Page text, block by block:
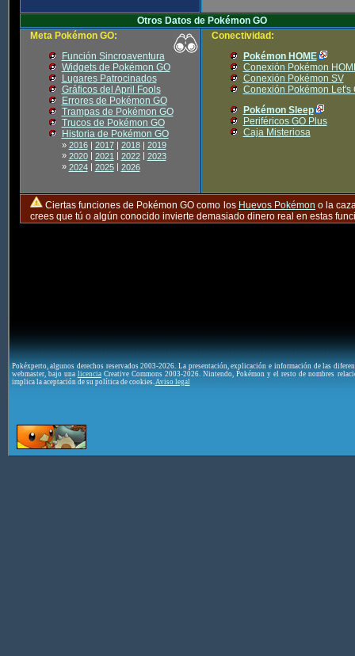
Otros Datos de Pokémon GO
Meta Pokémon GO:
Función Sincroaventura
Widgets de Pokémon GO
Lugares Patrocinados
Gráficos del April Fools
Errores de Pokémon GO
Trampas de Pokémon GO
Trucos de Pokémon GO
Historia de Pokémon GO
» 2016| 2017| 2018| 2019
» 2020| 2021| 2022| 2023
» 2024| 2025| 2026
Conectividad:
Pokémon HOME
Conexión Pokémon
Conexión Pokémon SV
Conexión Pokémon Let's
Pokémon Sleep
Periféricos GO Plus
Caja Misteriosa
Ciertas funciones de Pokémon GO como los Huevos Pokémon o la
crees que tú o algún conocido invierte demasiado dinero real en estas
Pokéxperto, algunos derechos reservados 2003-2026. La presentación, explicación e información de las
webmaster, bajo una licenciaCreative Commons 2003-2026. Nintendo, Pokémon y el resto de nombres
implica la aceptación de su política de cookies. Aviso legal